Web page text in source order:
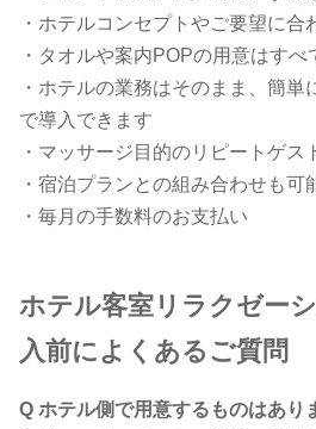
・ホテルコンセプトやご要望に
・タオルや案内POPの用意はす
・ホテルの業務はそのまま、簡単
で導入できます
・マッサージ目的のリピートゲス
・宿泊プランとの組み合わせも可
・毎月の手数料のお支払い
ホテル客室リラクゼー
入前によくあるご質問
Q ホテル側で用意するものはあり